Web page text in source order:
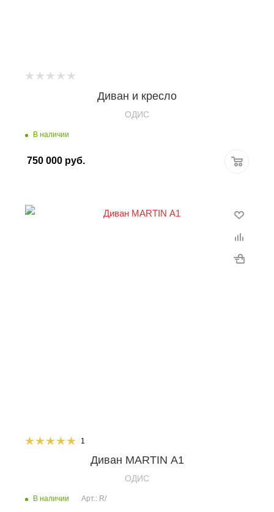
Диван и кресло
OДИС
В наличии
750 000 руб.
1
Диван MARTIN А1
OДИС
В наличии Арт.: R/